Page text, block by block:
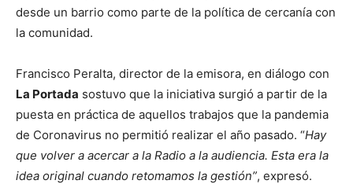
desde un barrio como parte de la política de cercanía con
la comunidad.
Francisco Peralta, director de la emisora, en diálogo con
La Portada sostuvo que la iniciativa surgió a partir de la
puesta en práctica de aquellos trabajos que la pandemia
de Coronavirus no permitió realizar el año pasado. “Hay
que volver a acercar a la Radio a la audiencia. Esta era la
idea original cuando retomamos la gestión”, expresó.